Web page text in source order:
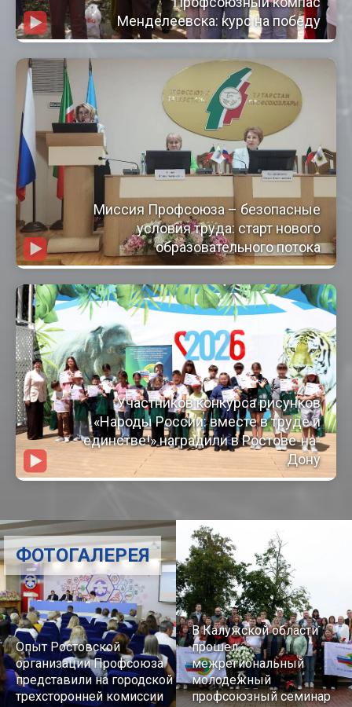
Менделеевска: курс на победу
Миссия Профсоюза – безопасные
условия труда: старт нового
образовательного потока
Участников конкурса рисунков
«Народы России: вместе в труде и
единстве!» наградили в Ростове-на-
Дону
Опыт Ростовской
организации Профсоюза
представили на городской
трехсторонней комиссии
В Калужской области
прошел
межрегиональный
молодежный
профсоюзный семинар
ФОТОГАЛЕРЕЯ